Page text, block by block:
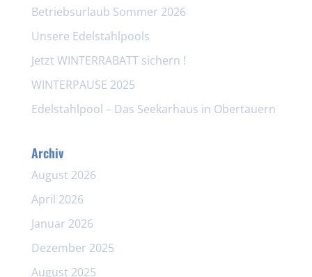
Betriebsurlaub Sommer 2026
Unsere Edelstahlpools
Jetzt WINTERRABATT sichern !
WINTERPAUSE 2025
Edelstahlpool – Das Seekarhaus in Obertauern
Archiv
August 2026
April 2026
Januar 2026
Dezember 2025
August 2025